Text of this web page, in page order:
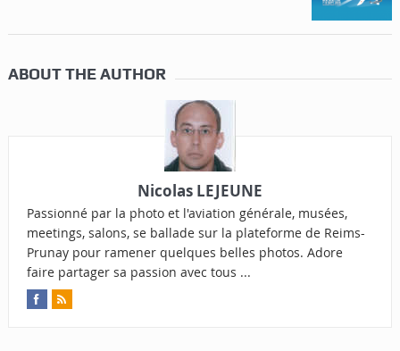
ABOUT THE AUTHOR
Nicolas LEJEUNE
Passionné par la photo et l'aviation générale, musées,
meetings, salons, se ballade sur la plateforme de Reims-
Prunay pour ramener quelques belles photos. Adore
faire partager sa passion avec tous ...